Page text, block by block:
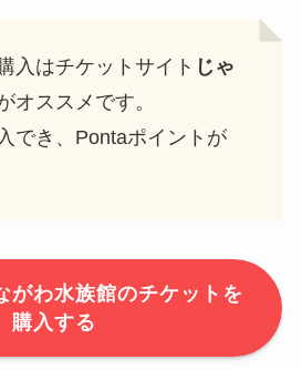
入はチケットサイト じゃ
オススメです。
でき、Pontaポイントが
がわ水族館のチケットを
購入する